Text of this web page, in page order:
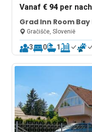
Vanaf€ 94 per
Grad Inn Room
Gračišče, Slovenië
3 0 1